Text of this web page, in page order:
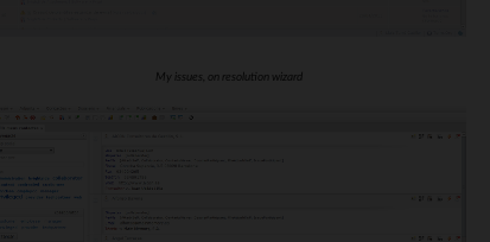
My issues, on resolution wizard